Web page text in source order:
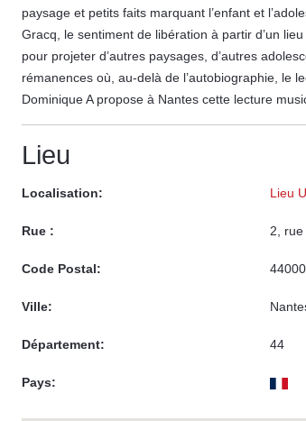
paysage et petits faits marquant l’enfant et
Gracq, le sentiment de libération à partir d’un
pour projeter d’autres paysages, d’autres
rémanences où, au-delà de l’autobiographie, le
Dominique A propose à Nantes cette lecture
Lieu
Localisation: Lieu
Rue : 2, rue
Code Postal: 44000
Ville:
Département: 44
Pays: